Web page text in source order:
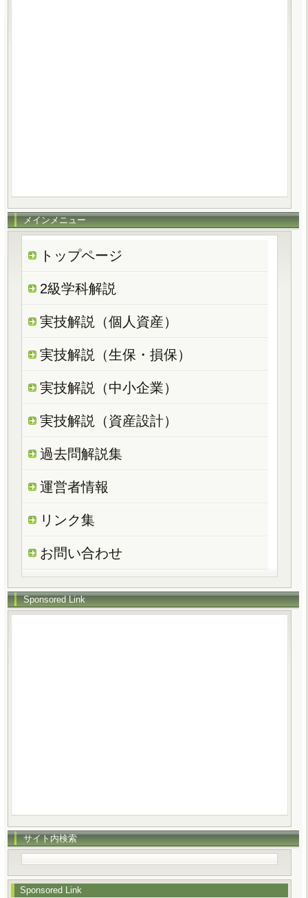
メインメニュー
トップページ
2級学科解説
実技解説（個人資産）
実技解説（生保・損保）
実技解説（中小企業）
実技解説（資産設計）
過去問解説集
運営者情報
リンク集
お問い合わせ
Sponsored Link
サイト内検索
Sponsored Link